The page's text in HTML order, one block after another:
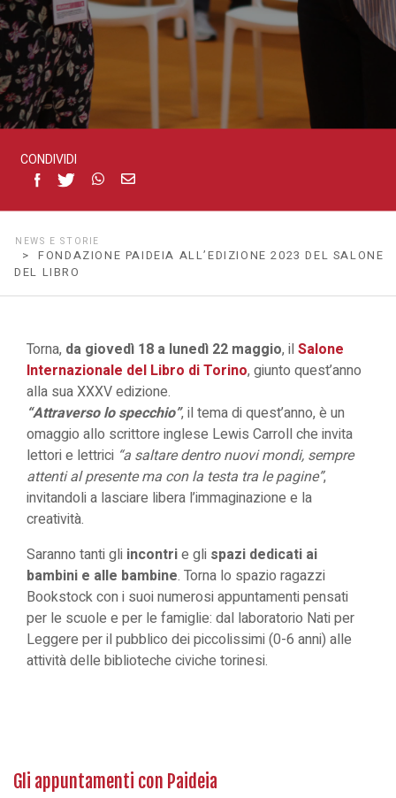
CONDIVIDI
NEWS E STORIE
> FONDAZIONE PAIDEIA ALL’EDIZIONE 2023 DEL SALONE
DEL LIBRO
Torna, da giovedì 18 a lunedì 22 maggio, il Salone
Internazionale del Libro di Torino, giunto quest’anno
alla sua XXXV edizione.
“Attraverso lo specchio”, il tema di quest’anno, è un
omaggio allo scrittore inglese Lewis Carroll che invita
lettori e lettrici “a saltare dentro nuovi mondi, sempre
attenti al presente ma con la testa tra le pagine”,
invitandoli a lasciare libera l’immaginazione e la
creatività.
Saranno tanti gli incontrie gli spazi dedicati ai
bambini e alle bambine. Torna lo spazio ragazzi
Bookstock con i suoi numerosi appuntamenti pensati
per le scuole e per le famiglie: dal laboratorio Nati per
Leggere per il pubblico dei piccolissimi (0-6 anni) alle
attività delle biblioteche civiche torinesi.
Gli appuntamenti con Paideia